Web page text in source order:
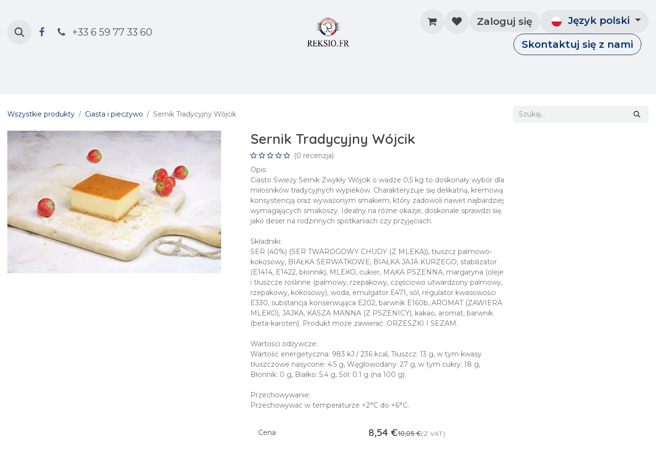
+33 6 59 77 33 60
Zaloguj się Język polski
Skontaktuj się z nami
Wszystkie produkty Ciasta i pieczywo Sernik Tradycyjny Wójcik
Sernik Tradycyjny Wójcik
(0 recenzja)
Opis:
Ciasto Świeży Sernik Zwykły Wójcik o wadze 0,5 kg to doskonały wybór dla
miłośników tradycyjnych wypieków. Charakteryzuje się delikatną, kremową
konsystencją oraz wyważonym smakiem, który zadowoli nawet najbardziej
wymagających smakoszy. Idealny na różne okazje, doskonale sprawdzi się
jako deser na rodzinnych spotkaniach czy przyjęciach.
Składniki:
SER (40%) (SER TWAROGOWY CHUDY (Z MLEKA)), tłuszcz palmowo-
kokosowy, BIAŁKA SERWATKOWE, BIAŁKA JAJA KURZEGO, stabilizator
(E1414, E1422, błonnik), MLEKO, cukier, MĄKA PSZENNA, margaryna (oleje
i tłuszcze roślinne (palmowy, rzepakowy, częściowo utwardzony palmowy,
rzepakowy, kokosowy), woda, emulgator E471, sól, regulator kwasowości
E330, substancja konserwująca E202, barwnik E160b, AROMAT (ZAWIERA
MLEKO), JAJKA, KASZA MANNA (Z PSZENICY), kakao, aromat, barwnik
(beta-karoten). Produkt może zawierać: ORZESZKI I SEZAM.
Wartości odżywcze:
Wartość energetyczna: 983 kJ / 236 kcal, Tłuszcz: 13 g, w tym kwasy
tłuszczowe nasycone: 4.5 g, Węglowodany: 27 g, w tym cukry: 18 g,
Błonnik: 0 g, Białko: 5.4 g, Sól: 0.1 g (na 100 g).
Przechowywanie:
Przechowywać w temperaturze +2°C do +6°C.
Cena 8,54€10,05€(Z VAT)